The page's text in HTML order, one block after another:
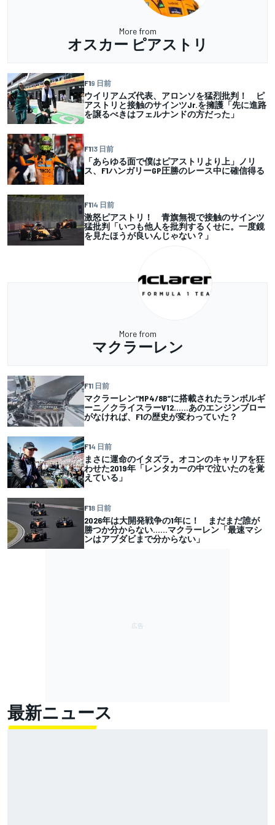
More from
オスカー ピアストリ
F19 日前
ウイリアムズ代表、アロンソを猛烈批判！ ピ
アストリと接触のサインツJr.を擁護「先に進路
を譲るべきはフェルナンドの方だった」
F113 日前
「あらゆる面で僕はピアストリより上」ノリ
ス、F1ハンガリーGP圧勝のレース中に確信得る
F114 日前
激怒ピアストリ！ 青旗無視で接触のサインツ
猛批判「いつも他人を批判するくせに。一度鏡
を見たほうが良いんじゃない？」
More from
マクラーレン
F11 日前
マクラーレン“MP4/8B”に搭載されたランボルギ
ーニ／クライスラーV12……あのエンジンブロー
がなければ、F1の歴史が変わっていた？
F14 日前
まさに運命のイタズラ。オコンのキャリアを狂
わせた2019年「レンタカーの中で泣いたのを覚
えている」
F18 日前
2026年は大開発戦争の1年に！ まだまだ誰が
勝つか分からない……マクラーレン「最速マシ
ンはアブダビまで分からない」
最新ニュース